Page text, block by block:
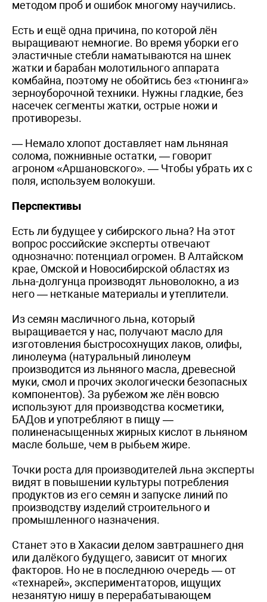
методом проб и ошибок многому научились.
Есть и ещё одна причина, по которой лён
выращивают немногие. Во время уборки его
эластичные стебли наматываются на шнек
жатки и барабан молотильного аппарата
комбайна, поэтому не обойтись без «тюнинга»
зерноуборочной техники. Нужны гладкие, без
насечек сегменты жатки, острые ножи и
противорезы.
— Немало хлопот доставляет нам льняная
солома, пожнивные остатки, — говорит
агроном «Аршановского». — Чтобы убрать их с
поля, используем волокуши.
Перспективы
Есть ли будущее у сибирского льна? На этот
вопрос российские эксперты отвечают
однозначно: потенциал огромен. В Алтайском
крае, Омской и Новосибирской областях из
льна-долгунца производят льноволокно, а из
него — нетканые материалы и утеплители.
Из семян масличного льна, который
выращивается у нас, получают масло для
изготовления быстросохнущих лаков, олифы,
линолеума (натуральный линолеум
производится из льняного масла, древесной
муки, смол и прочих экологически безопасных
компонентов). За рубежом же лён вовсю
используют для производства косметики,
БАДов и употребляют в пищу —
полиненасыщенных жирных кислот в льняном
масле больше, чем в рыбьем жире.
Точки роста для производителей льна эксперты
видят в повышении культуры потребления
продуктов из его семян и запуске линий по
производству изделий строительного и
промышленного назначения.
Станет это в Хакасии делом завтрашнего дня
или далёкого будущего, зависит от многих
факторов. Но не в последнюю очередь — от
«технарей», экспериментаторов, ищущих
незанятую нишу в перерабатывающем